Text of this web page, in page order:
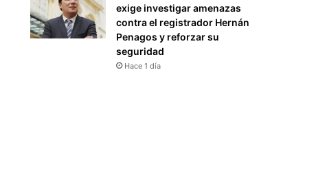
exige investigar amenazas
contra el registrador Hernán
Penagos y reforzar su
seguridad
Hace 1 día